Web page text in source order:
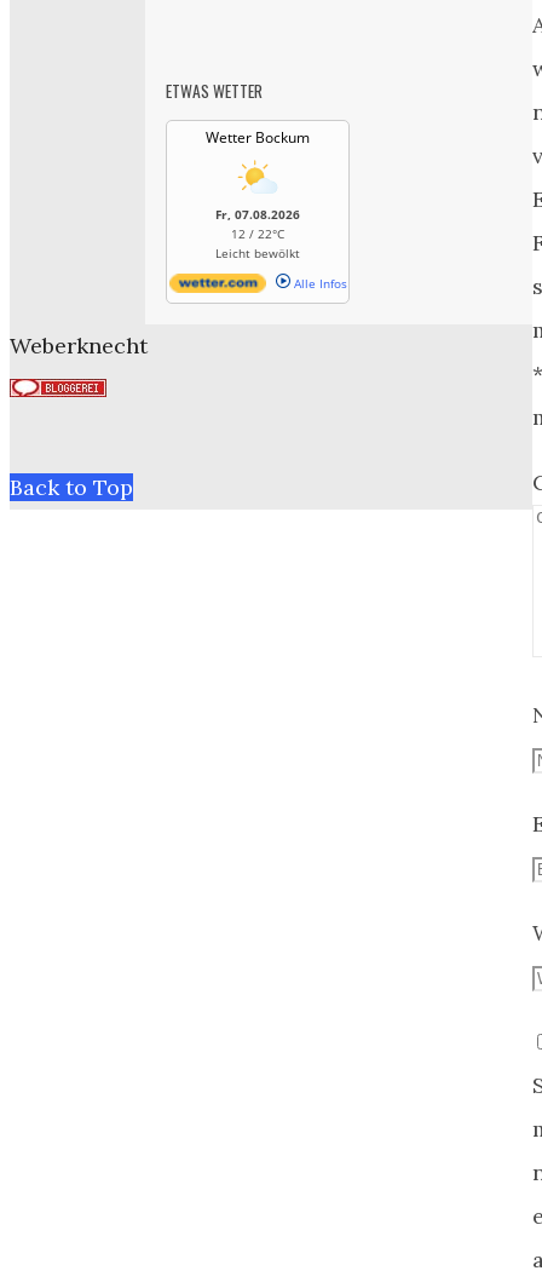
*
ETWAS WETTER
Wetter Bockum
Fr, 07.08.2026
12 / 22°C
Leicht bewölkt
Alle Infos
Weberknecht
Back to Top